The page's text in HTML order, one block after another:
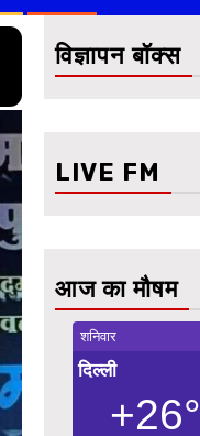
विज्ञापन बॉक्स
LIVE FM
आज का मौषम
शनिवार
दिल्ली
+26°